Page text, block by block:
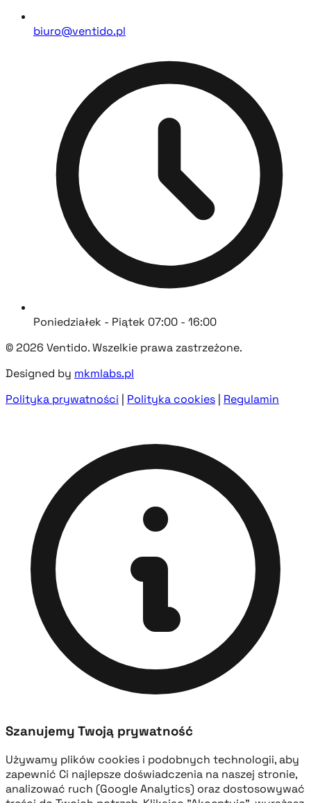
biuro@ventido.pl
Poniedziałek - Piątek 07:00 - 16:00
© 2026 Ventido. Wszelkie prawa zastrzeżone.
Designed by mkmlabs.pl
Polityka prywatności | Polityka cookies | Regulamin
Szanujemy Twoją prywatność
Używamy plików cookies i podobnych technologii, aby
zapewnić Ci najlepsze doświadczenia na naszej stronie,
analizować ruch (Google Analytics) oraz dostosowywać